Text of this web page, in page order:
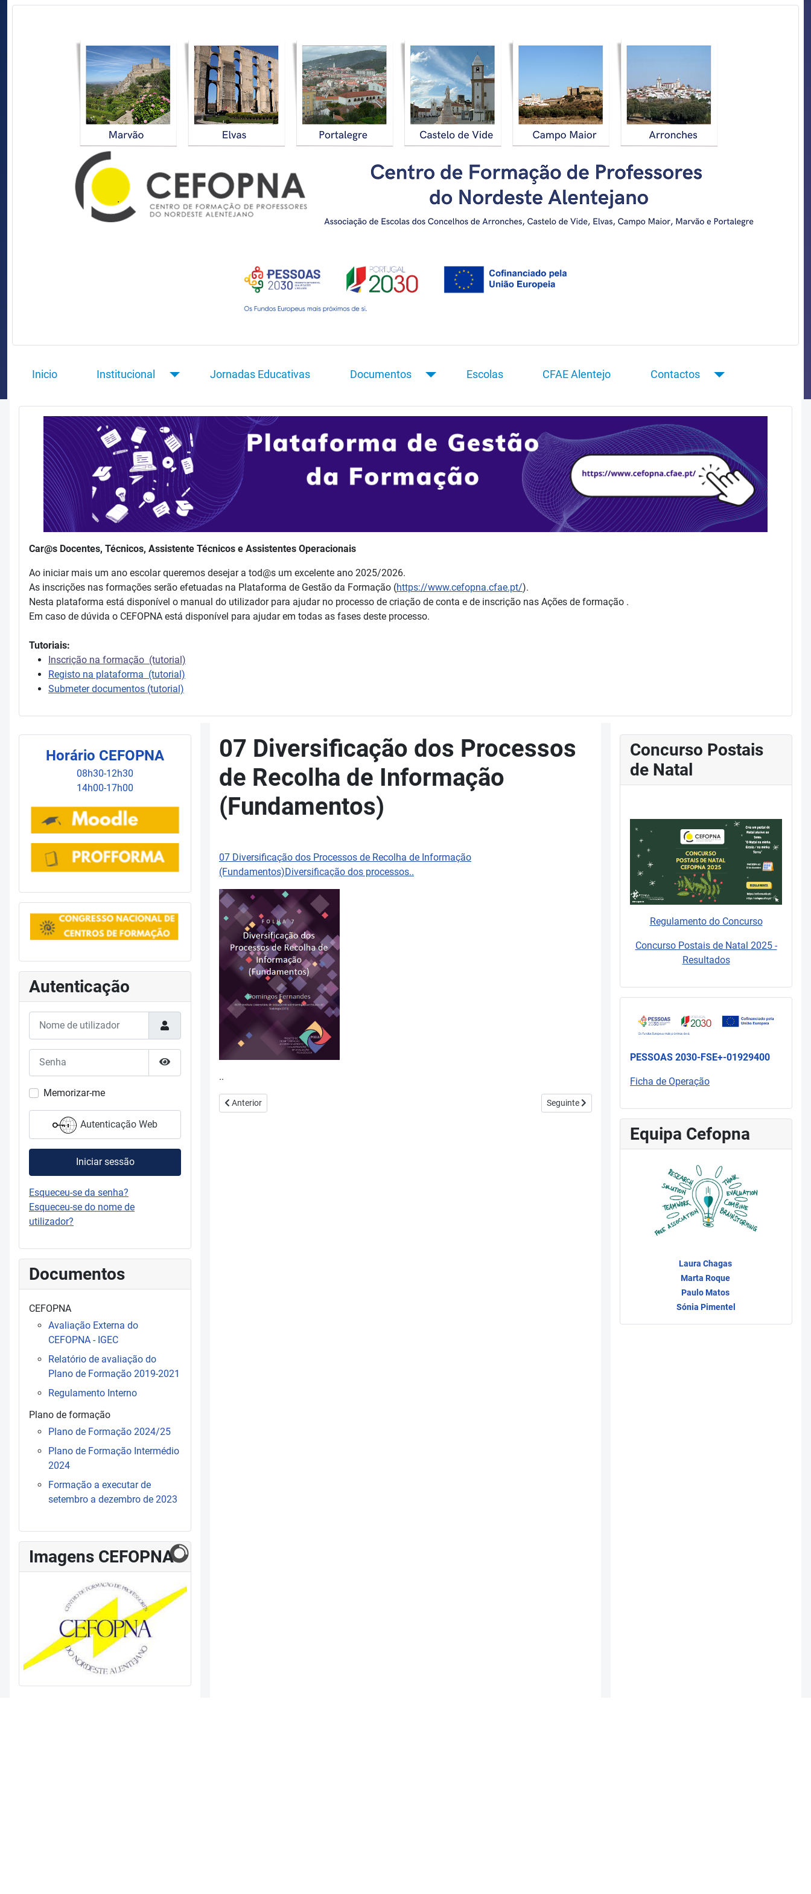
Inicio Institucional Jornadas Educativas Documentos Escolas CFAE Alentejo Contactos
Car@s Docentes, Técnicos, Assistente Técnicos e Assistentes Operacionais
Ao iniciar mais um ano escolar queremos desejar a tod@s um excelente ano 2025/2026.
As inscrições nas formações serão efetuadas na Plataforma de Gestão da Formação (https://www.cefopna.cfae.pt/).
Nesta plataforma está disponível o manual do utilizador para ajudar no processo de criação de conta e de inscrição nas Ações de formação .
Em caso de dúvida o CEFOPNA está disponível para ajudar em todas as fases deste processo.
Tutoriais:
Inscrição na formação (tutorial)
Registo na plataforma (tutorial)
Submeter documentos (tutorial)
Horário CEFOPNA
08h30-12h30
14h00-17h00
Autenticação
Mostrar senha
Memorizar-me
Autenticação Web
Iniciar sessão
Esqueceu-se da senha?
Esqueceu-se do nome de
utilizador?
Documentos
CEFOPNA
Avaliação Externa do
CEFOPNA - IGEC
Relatório de avaliação do
Plano de Formação 2019-2021
Regulamento Interno
Plano de formação
Plano de Formação 2024/25
Plano de Formação Intermédio
2024
Formação a executar de
setembro a dezembro de 2023
Imagens CEFOPNA
07 Diversificação dos Processos
de Recolha de Informação
(Fundamentos)
07 Diversificação dos Processos de Recolha de Informação
(Fundamentos)Diversificação dos processos..
..
Artigo anterior: 06 Participação dos alunos..
Anterior Artigo seguinte: 08 Diversificação dos Processos de Recolha de
Seguinte
Concurso Postais
de Natal
Regulamento do Concurso
Concurso Postais de Natal 2025 -
Resultados
PESSOAS 2030-FSE+-01929400
Ficha de Operação
Equipa Cefopna
Laura Chagas
Marta Roque
Paulo Matos
Sónia Pimentel